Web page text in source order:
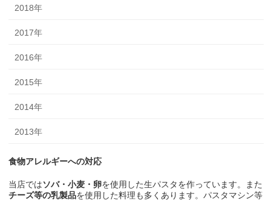
2018年
2017年
2016年
2015年
2014年
2013年
食物アレルギーへの対応
当店ではソバ・小麦・卵を使用した生パスタを作っています。また
チーズ等の乳製品を使用した料理も多くあります。パスタマシン等